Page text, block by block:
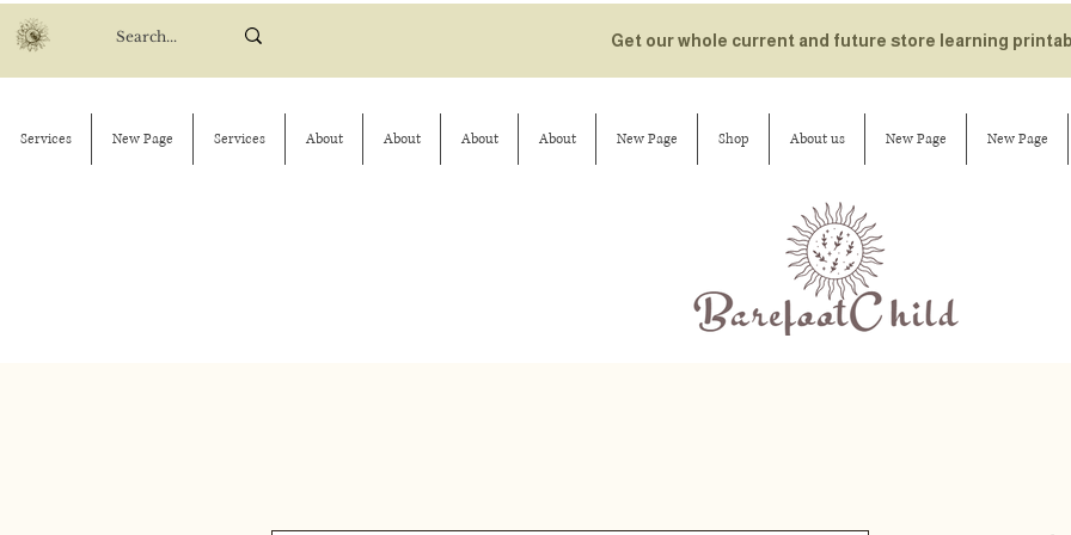
Get our whole current and future store learning
Services New Page Services About About About About New Page Shop About us New Page New Page